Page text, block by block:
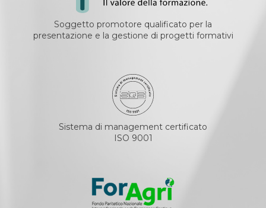
Soggetto promotore qualificato per la
presentazione e la gestione di progetti formativi
Sistema di management certificato
ISO 9001